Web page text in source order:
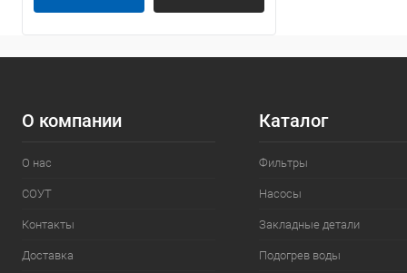
О компании
О нас
СОУТ
Контакты
Доставка
Каталог
Фильтры
Насосы
Закладные детали
Подогрев воды